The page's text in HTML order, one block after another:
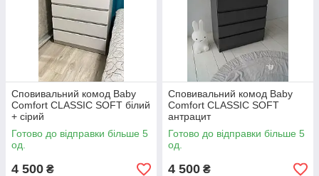
Сповивальний комод Baby
Comfort CLASSIC SOFT білий
+ сірий
Готово до відправки більше 5
од.
4 500 ₴
Сповивальний комод Baby
Comfort CLASSIC SOFT
антрацит
Готово до відправки більше 5
од.
4 500 ₴